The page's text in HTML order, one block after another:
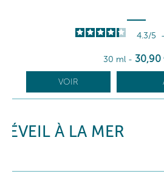
4.3/5 -
30 ml - 30,90
VOIR
ÉVEIL À LA MER